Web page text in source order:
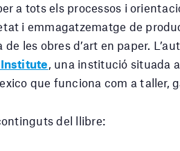
a tots els processos i
i emmagatzematge de
les obres d’art en paper.
, una institució situada
que funciona com a taller,
del llibre: